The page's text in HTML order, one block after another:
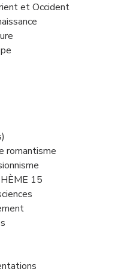
et Occident
romantisme
15